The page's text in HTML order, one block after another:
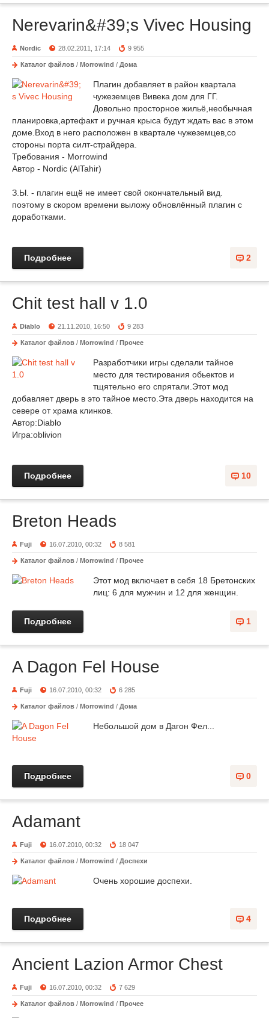
Nerevarin&#39;s Vivec Housing
Nordic 28.02.2011, 17:14 9 955
Каталог файлов / Morrowind / Дома
Плагин добавляет в район квартала
чужеземцев Вивека дом для ГГ.
Довольно просторное жильё,необычная
планировка,артефакт и ручная крыса будут ждать вас в этом
доме.Вход в него расположен в квартале чужеземцев,со
стороны порта силт-страйдера.
Требования - Morrowind
Автор - Nordic (AlTahir)
З.Ы. - плагин ещё не имеет свой окончательный вид.
поэтому в скором времени выложу обновлённый плагин с
доработками.
2
Подробнее
Chit test hall v 1.0
Diablo 21.11.2010, 16:50 9 283
Каталог файлов / Morrowind / Прочее
Разработчики игры сделали тайное
место для тестирования обьектов и
тщятельно его спрятали.Этот мод
добавляет дверь в это тайное место.Эта дверь находится на
севере от храма клинков.
Автор:Diablo
Игра:oblivion
10
Подробнее
Breton Heads
Fuji 16.07.2010, 00:32 8 581
Каталог файлов / Morrowind / Прочее
Этот мод включает в себя 18 Бретонских
лиц: 6 для мужчин и 12 для женщин.
1
Подробнее
A Dagon Fel House
Fuji 16.07.2010, 00:32 6 285
Каталог файлов / Morrowind / Дома
Небольшой дом в Дагон Фел...
0
Подробнее
Adamant
Fuji 16.07.2010, 00:32 18 047
Каталог файлов / Morrowind / Доспехи
Очень хорошие доспехи.
4
Подробнее
Ancient Lazion Armor Chest
Fuji 16.07.2010, 00:32 7 629
Каталог файлов / Morrowind / Прочее